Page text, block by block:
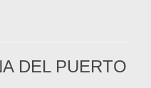
DEL PUERTO